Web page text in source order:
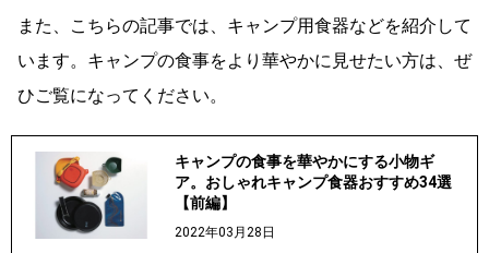
また、こちらの記事では、キャンプ用食器などを紹介して
います。キャンプの食事をより華やかに見せたい方は、ぜ
ひご覧になってください。
キャンプの食事を華やかにする小物ギ
ア。おしゃれキャンプ食器おすすめ34選
【前編】
2022年03月28日